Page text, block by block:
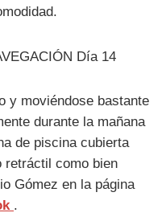
y moviéndose bastante
durante la mañana
de piscina cubierta
retráctil como bien
Gómez en la página
.